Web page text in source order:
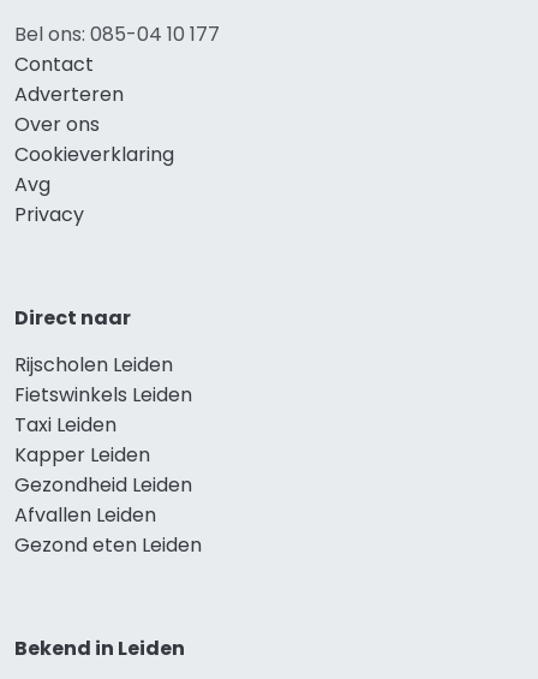
Bel ons: 085-04 10 177
Contact
Adverteren
Over ons
Cookieverklaring
Avg
Privacy
Direct naar
Rijscholen Leiden
Fietswinkels Leiden
Taxi Leiden
Kapper Leiden
Gezondheid Leiden
Afvallen Leiden
Gezond eten Leiden
Bekend in Leiden